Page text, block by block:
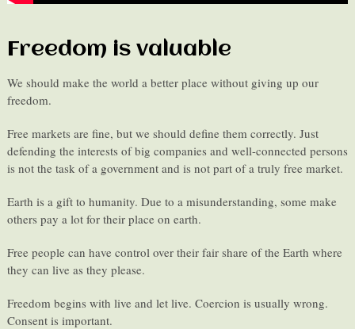
Freedom is valuable
We should make the world a better place without giving up our
freedom.
Free markets are fine, but we should define them correctly. Just
defending the interests of big companies and well-connected persons
is not the task of a government and is not part of a truly free market.
Earth is a gift to humanity. Due to a misunderstanding, some make
others pay a lot for their place on earth.
Free people can have control over their fair share of the Earth where
they can live as they please.
Freedom begins with live and let live. Coercion is usually wrong.
Consent is important.